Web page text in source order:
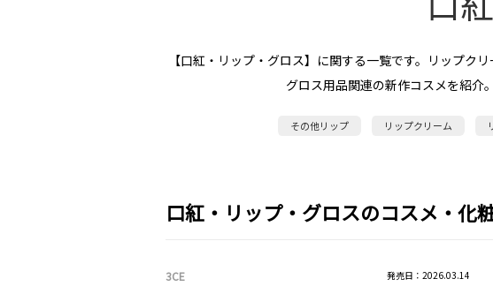
【口紅・リップ・グロス】に関する一覧です。リップク
グロス用品関連の新作コスメを紹介
その他リップ リップクリーム
口紅・リップ・グロスのコスメ・化
3CE 発売日：2026.03.14